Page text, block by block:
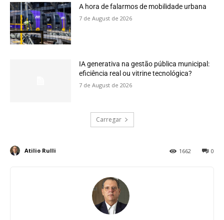
A hora de falarmos de mobilidade urbana
7 de August de 2026
IA generativa na gestão pública municipal:
eficiência real ou vitrine tecnológica?
7 de August de 2026
Carregar
Atilio Rulli 0
1662